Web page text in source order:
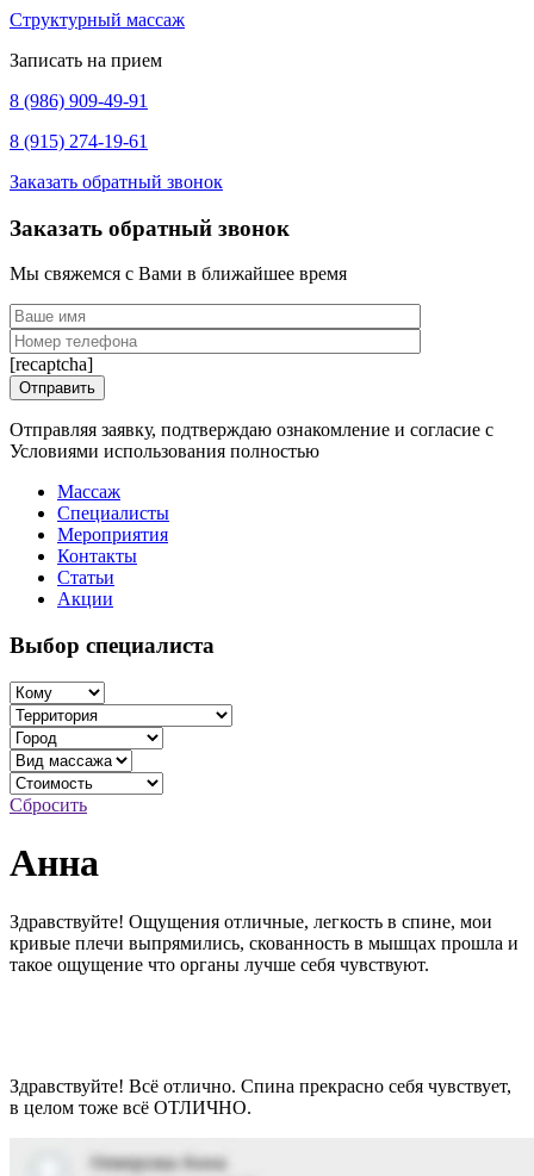
Структурный массаж
Записать на прием
8 (986) 909-49-91
8 (915) 274-19-61
Заказать обратный звонок
Заказать обратный звонок
Мы свяжемся с Вами в ближайшее время
[recaptcha]
Отправляя заявку, подтверждаю ознакомление и согласие с
Условиями использования полностью
Массаж
Специалисты
Мероприятия
Контакты
Статьи
Акции
Выбор специалиста
Сбросить
Анна
Здравствуйте! Ощущения отличные, легкость в спине, мои
кривые плечи выпрямились, скованность в мышцах прошла и
такое ощущение что органы лучше себя чувствуют.
Здравствуйте! Всё отлично. Спина прекрасно себя чувствует,
в целом тоже всё ОТЛИЧНО.